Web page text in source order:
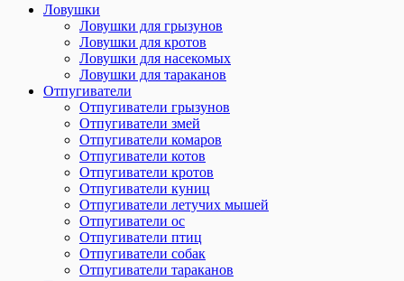
Ловушки
Ловушки для грызунов
Ловушки для кротов
Ловушки для насекомых
Ловушки для тараканов
Отпугиватели
Отпугиватели грызунов
Отпугиватели змей
Отпугиватели комаров
Отпугиватели котов
Отпугиватели кротов
Отпугиватели куниц
Отпугиватели летучих мышей
Отпугиватели ос
Отпугиватели птиц
Отпугиватели собак
Отпугиватели тараканов